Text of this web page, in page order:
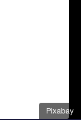
Pixabay